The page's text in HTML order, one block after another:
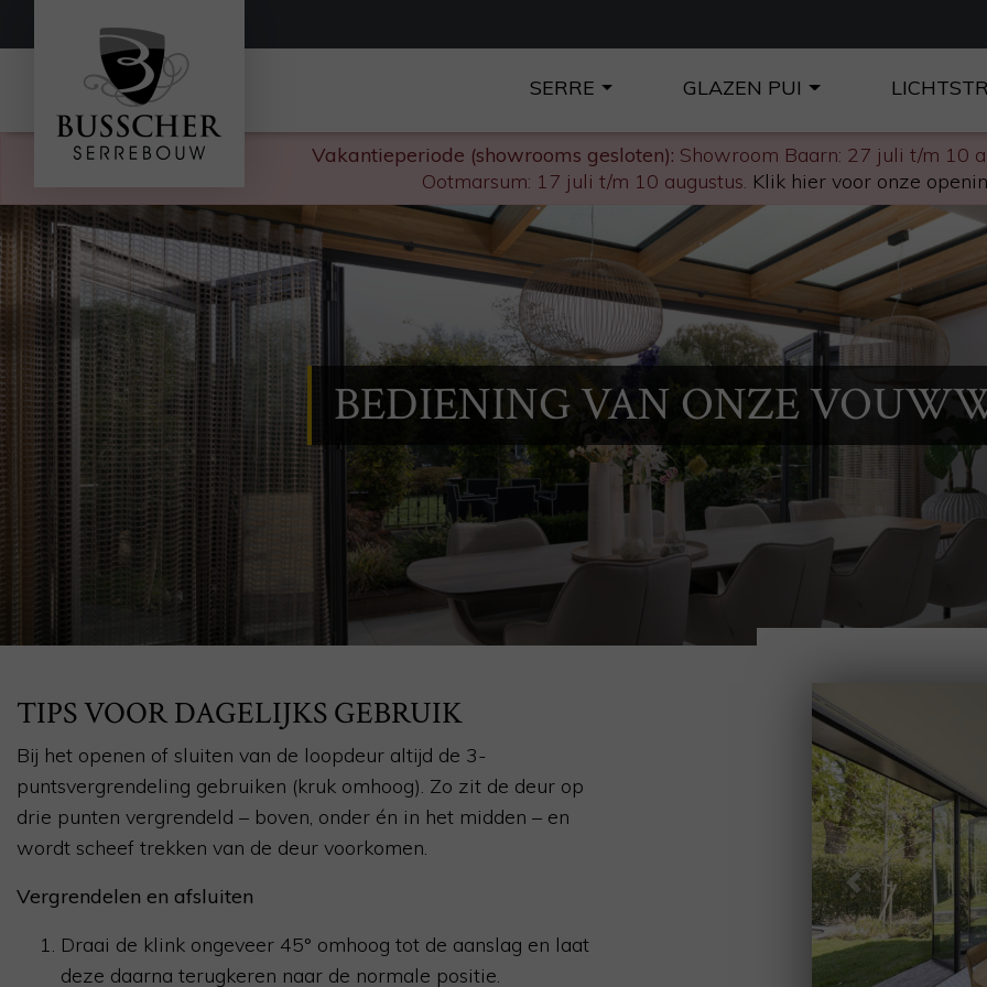
Vakantieperiode (showrooms gesloten): Showroom Baarn: 27 juli t/m 10
Ootmarsum: 17 juli t/m 10 augustus. Klik hier voor onze
SERRE GLAZEN PUI
BEDIENING VAN ONZE
TIPS VOOR DAGELIJKS GEBRUIK
Bij het openen of sluiten van de loopdeur altijd de 3-
puntsvergrendeling gebruiken (kruk omhoog). Zo zit de deur op
drie punten vergrendeld – boven, onder én in het midden – en
wordt scheef trekken van de deur voorkomen.
Vergrendelen en afsluiten
Draai de klink ongeveer 45° omhoog tot de aanslag en laat
deze daarna terugkeren naar de normale positie.
Previous